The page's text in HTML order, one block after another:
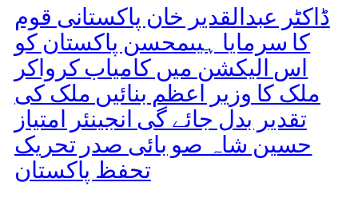
ڈاکٹر عبدالقدیر خان پاکستانی قوم
کا سرمایا ہیںمحسن پاکستان کو
اس الیکشن میں کامیاب کرواکر
ملک کا وزیر اعظم بنائیں ملک کی
تقدیر بدل جائے گی انجینئر امتیاز
حسین شاہ صو بائی صدر تحریک
تحفظ پاکستان